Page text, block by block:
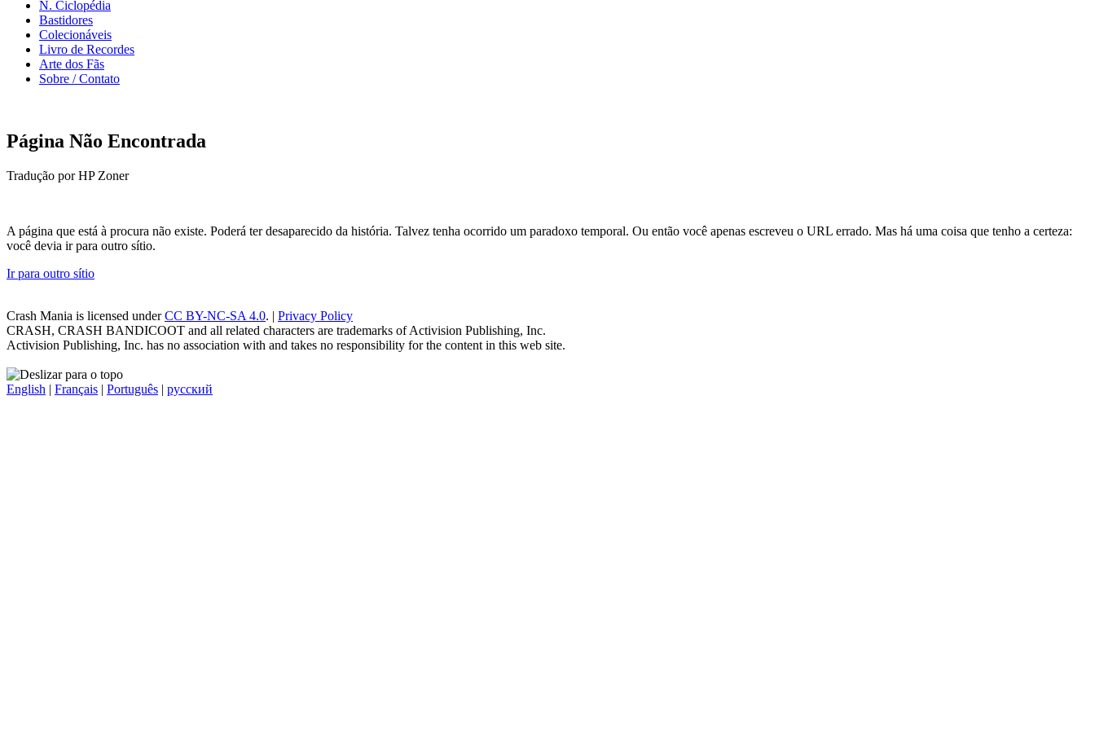
N. Ciclopédia
Bastidores
Colecionáveis
Livro de Recordes
Arte dos Fãs
Sobre / Contato
Página Não Encontrada
Tradução por HP Zoner
A página que está à procura não existe. Poderá ter desaparecido da história. Talvez tenha ocorrido um paradoxo temporal. Ou então você apenas escreveu o URL errado. Mas há uma coisa que tenho a certeza:
você devia ir para outro sítio.
Ir para outro sítio
Crash Mania is licensed underCC BY-NC-SA 4.0. | Privacy Policy
CRASH, CRASH BANDICOOT and all related characters are trademarks of Activision Publishing, Inc.
Activision Publishing, Inc. has no association with and takes no responsibility for the content in this web site.
English | Français | Português | русский